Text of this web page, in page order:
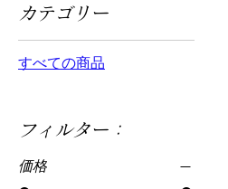
カテゴリー
すべての商品
フィルター：
価格